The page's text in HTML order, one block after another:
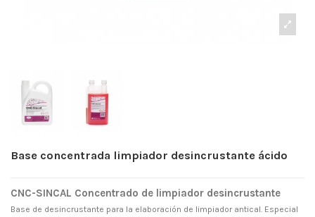
Base concentrada limpiador desincrustante ácido
CNC-SINCAL Concentrado de limpiador desincrustante
Base de desincrustante para la elaboración de limpiador antical. Especial